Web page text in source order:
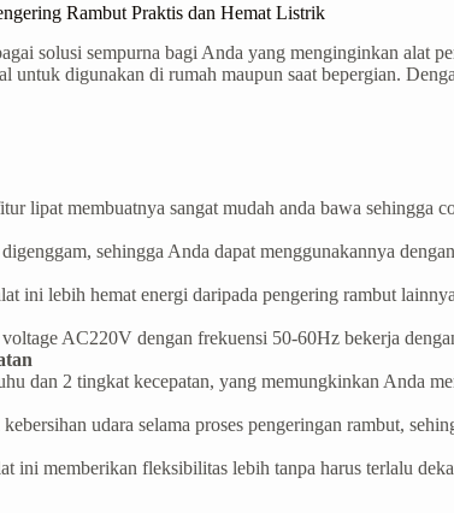
Rambut Praktis dan Hemat Listrik
solusi sempurna bagi Anda yang menginginkan alat
untuk digunakan di rumah maupun saat bepergian.
lipat membuatnya sangat mudah anda bawa sehingga
sehingga Anda dapat menggunakannya
ini lebih hemat energi daripada pengering rambut
AC220V dengan frekuensi 50-60Hz bekerja
dan 2 tingkat kecepatan, yang memungkinkan Anda
udara selama proses pengeringan rambut,
ini memberikan fleksibilitas lebih tanpa harus terlalu